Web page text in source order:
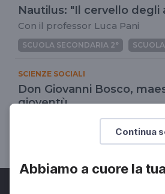
Continua
Abbiamo a cuore la
Nautilus: "Il cervello degli
Con il professor Luca Pani
SCUOLA SECONDARIA 2°
SCIENZE SOCIALI
Don Giovanni Bosco,
gioventù
Fondatore dell'Ordine dei
SCUOLA SECONDARIA 2°